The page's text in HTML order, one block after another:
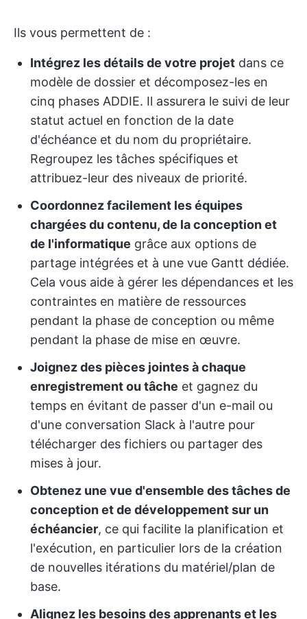
Ils vous permettent de :
Intégrez les détails de votre projet dans ce
modèle de dossier et décomposez-les en
cinq phases ADDIE. Il assurera le suivi de leur
statut actuel en fonction de la date
d'échéance et du nom du propriétaire.
Regroupez les tâches spécifiques et
attribuez-leur des niveaux de priorité.
Coordonnez facilement les équipes
chargées du contenu, de la conception et
de l'informatique grâce aux options de
partage intégrées et à une vue Gantt dédiée.
Cela vous aide à gérer les dépendances et les
contraintes en matière de ressources
pendant la phase de conception ou même
pendant la phase de mise en œuvre.
Joignez des pièces jointes à chaque
enregistrement ou tâche et gagnez du
temps en évitant de passer d'un e-mail ou
d'une conversation Slack à l'autre pour
télécharger des fichiers ou partager des
mises à jour.
Obtenez une vue d'ensemble des tâches de
conception et de développement sur un
échéancier, ce qui facilite la planification et
l'exécution, en particulier lors de la création
de nouvelles itérations du matériel/plan de
base.
Alignez les besoins des apprenants et les